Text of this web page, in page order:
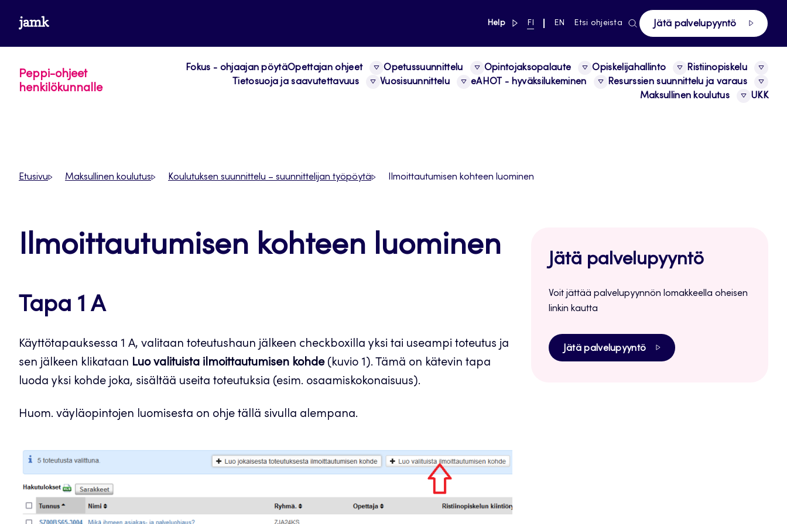
suoraan
sisältöön
www.jamk.fi Help linkki pääsivustolle
NYKYINEN
FI
VAIHDA
EN Etsi ohjeista Jätä palvelupyyntö
Peppi-ohjeet
henkilökunnalle
Fokus - ohjaajan pöytäOpettajan ohjeet Opetussuunnittelu Opintojaksopalaute Opiskelijahallinto
Ristiinopiskelu
Tietosuoja ja saavutettavuus
Vuosisuunnittelu eAHOT - hyväksilukeminen
Resurssien suunnittelu ja varaus
Maksullinen koulutus
UKK
Etusivu Maksullinen koulutus Koulutuksen suunnittelu – suunnittelijan työpöytä Ilmoittautumisen kohteen luominen
Ilmoittautumisen kohteen luominen
Tapa 1 A
Käyttötapauksessa 1 A, valitaan toteutushaun jälkeen checkboxilla yksi tai useampi toteutus ja
sen jälkeen klikataan Luo valituista ilmoittautumisen kohde(kuvio 1). Tämä on kätevin tapa
luoda yksi kohde joka, sisältää useita toteutuksia (esim. osaamiskokonaisuus).
Huom. väyläopintojen luomisesta on ohje tällä sivulla alempana.
Jätä palvelupyyntö
Voit jättää palvelupyynnön lomakkeella oheisen
linkin kautta
Jätä palvelupyyntö